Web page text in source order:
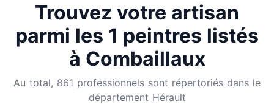
Trouvez votre artisan
parmi les 1 peintres listés
à Combaillaux
Au total, 861 professionnels sont répertoriés dans le
département Hérault